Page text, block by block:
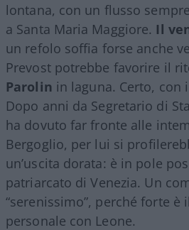
lontana, con un flusso
a Santa Maria Maggiore. Il
un refolo soffia forse anche
Prevost potrebbe favorire il
Parolin in laguna. Certo, con
Dopo anni da Segretario di
ha dovuto far fronte alle
Bergoglio, per lui si
un’uscita dorata: è in pole
patriarcato di Venezia. Un
“serenissimo”, perché forte è
personale con Leone.